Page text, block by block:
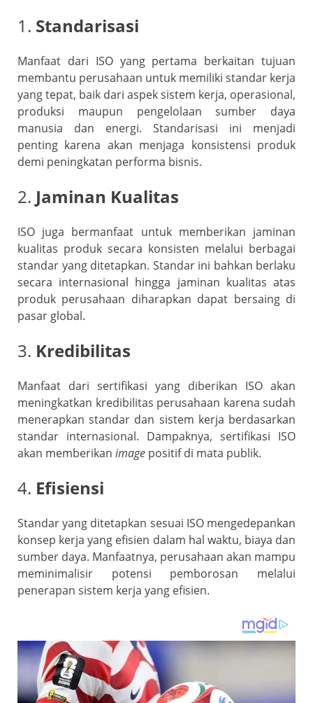
1. Standarisasi
Manfaat dari ISO yang pertama berkaitan tujuan
membantu perusahaan untuk memiliki standar kerja
yang tepat, baik dari aspek sistem kerja, operasional,
produksi maupun pengelolaan sumber daya
manusia dan energi. Standarisasi ini menjadi
penting karena akan menjaga konsistensi produk
demi peningkatan performa bisnis.
2. Jaminan Kualitas
ISO juga bermanfaat untuk memberikan jaminan
kualitas produk secara konsisten melalui berbagai
standar yang ditetapkan. Standar ini bahkan berlaku
secara internasional hingga jaminan kualitas atas
produk perusahaan diharapkan dapat bersaing di
pasar global.
3. Kredibilitas
Manfaat dari sertifikasi yang diberikan ISO akan
meningkatkan kredibilitas perusahaan karena sudah
menerapkan standar dan sistem kerja berdasarkan
standar internasional. Dampaknya, sertifikasi ISO
akan memberikan image positif di mata publik.
4. Efisiensi
Standar yang ditetapkan sesuai ISO mengedepankan
konsep kerja yang efisien dalam hal waktu, biaya dan
sumber daya. Manfaatnya, perusahaan akan mampu
meminimalisir potensi pemborosan melalui
penerapan sistem kerja yang efisien.